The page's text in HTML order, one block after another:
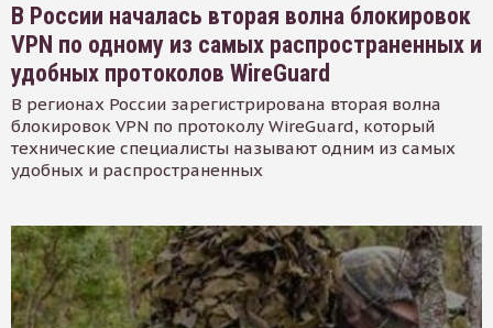
В России началась вторая волна блокировок
VPN по одному из самых распространенных и
удобных протоколов WireGuard
В регионах России зарегистрирована вторая волна
блокировок VPN по протоколу WireGuard, который
технические специалисты называют одним из самых
удобных и распространенных